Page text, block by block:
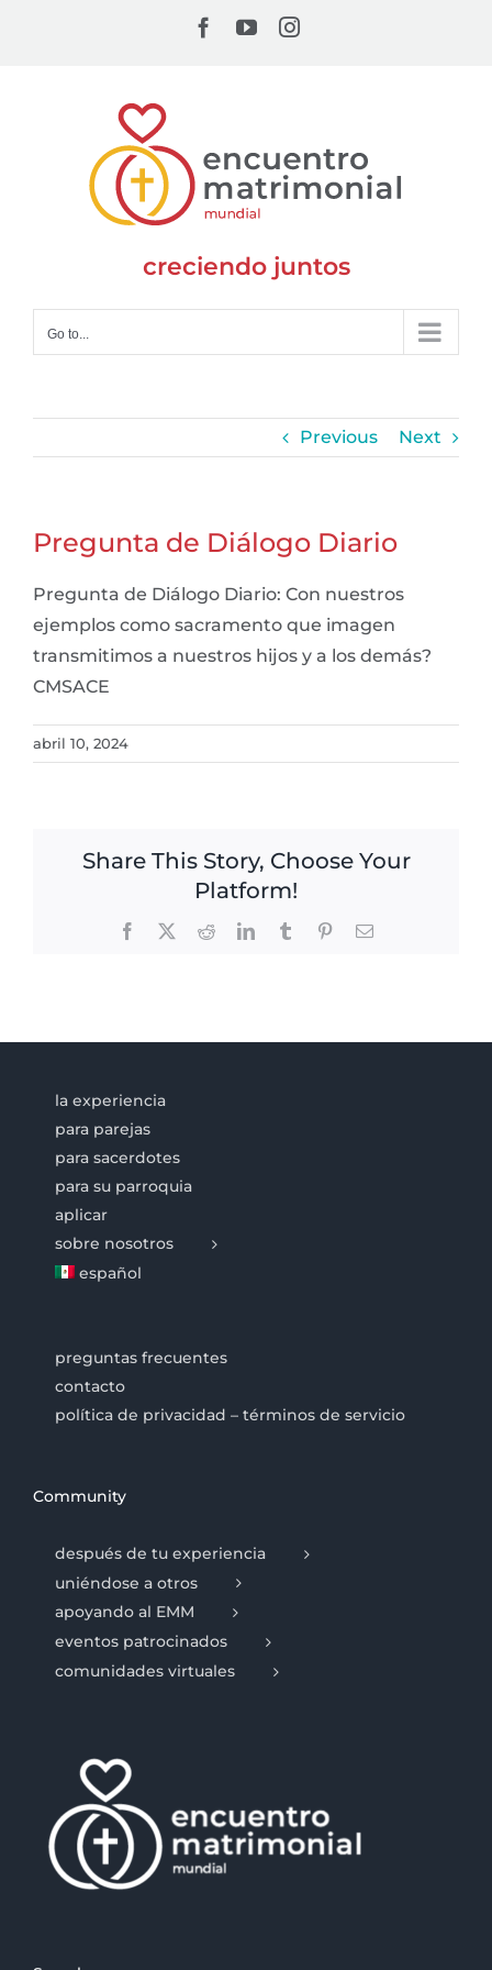
Facebook
YouTubeInstagram
creciendo juntos
Go to...
Previous Next
Pregunta de Diálogo Diario
Pregunta de Diálogo Diario: Con nuestros
ejemplos como sacramento que imagen
transmitimos a nuestros hijos y a los demás?
CMSACE
abril 10, 2024
Share This Story, Choose Your
Platform!
Facebook RedditLinkedInTumblr PinterestEmail
la experiencia
para parejas
para sacerdotes
para su parroquia
aplicar
sobre nosotros
español
preguntas frecuentes
contacto
política de privacidad – términos de servicio
Community
después de tu experiencia
uniéndose a otros
apoyando al EMM
eventos patrocinados
comunidades virtuales